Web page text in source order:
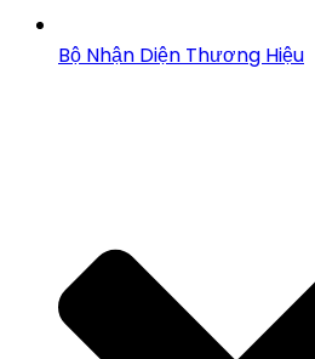
Bộ Nhận Diện Thương Hiệu